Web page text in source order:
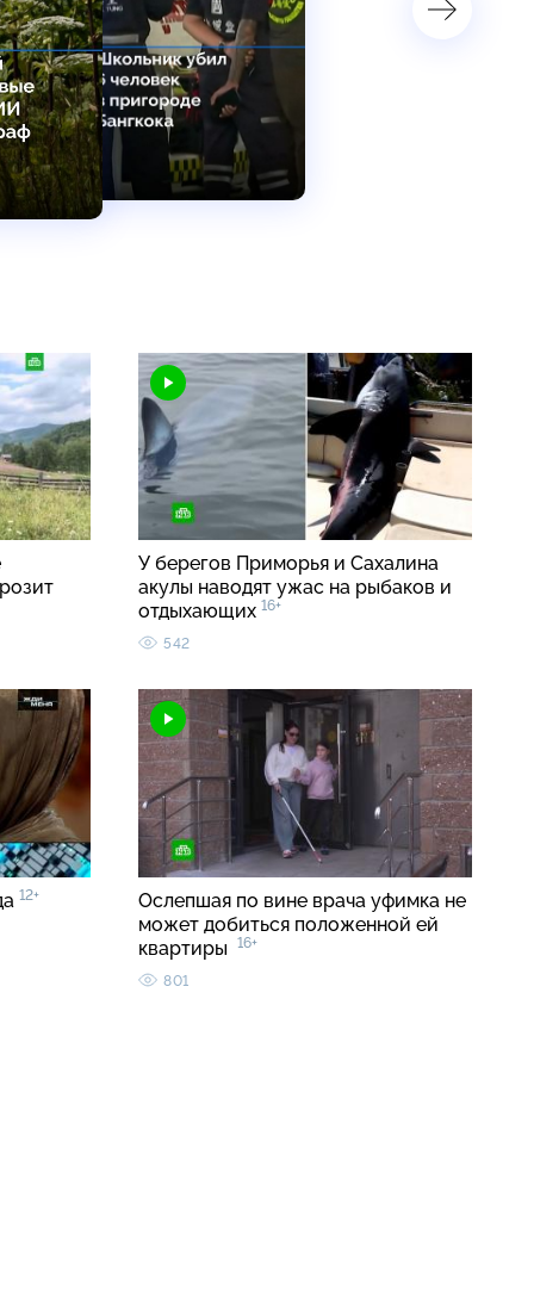
У берегов Приморья и Сахалина
акулы наводят ужас на рыбаков и
отдыхающих 16+
542
12+
Ослепшая по вине врача уфимка не
может добиться положенной ей
квартиры
16+
801